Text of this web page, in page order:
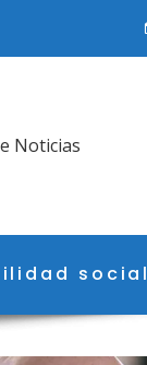
Noticias
social